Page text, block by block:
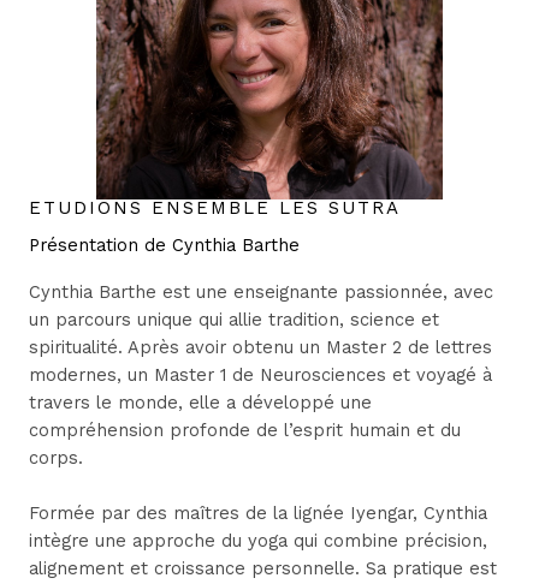
ETUDIONS ENSEMBLE LES SUTRA
Présentation de Cynthia Barthe
Cynthia Barthe est une enseignante passionnée, avec
un parcours unique qui allie tradition, science et
spiritualité. Après avoir obtenu un Master 2 de lettres
modernes, un Master 1 de Neurosciences et voyagé à
travers le monde, elle a développé une
compréhension profonde de l’esprit humain et du
corps.
Formée par des maîtres de la lignée Iyengar, Cynthia
intègre une approche du yoga qui combine précision,
alignement et croissance personnelle. Sa pratique est